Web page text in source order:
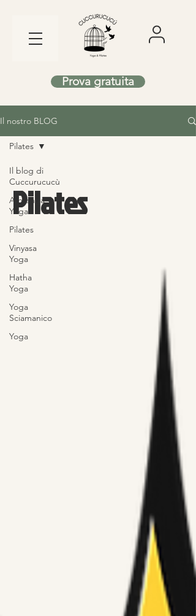
Prova gratuita
Il nostro BLOG
Il blog di
Cuccurucucù
Ashtanga
Yoga
Pilates
Vinyasa
Yoga
Hatha
Yoga
Yoga
Sciamanico
Yoga
Pilates
Pilates